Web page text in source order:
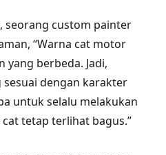
seorang custom painter
“Warna cat motor
yang berbeda. Jadi,
dengan karakter
untuk selalu melakukan
tetap terlihat bagus.”